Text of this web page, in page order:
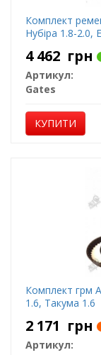
Комплект
Нубіра 1.8-2.0,
4 462 грн
Артикул:
Gates
КУПИТИ
Комплект грм
1.6, Такума 1.6
2 171 грн
Артикул: